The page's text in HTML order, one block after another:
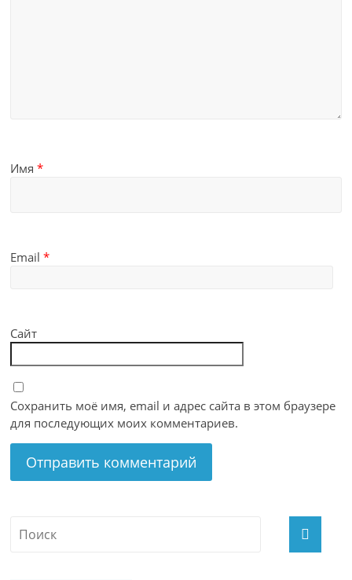
Имя*
Email*
Сайт
Сохранить моё имя, email и адрес сайта в этом браузере
для последующих моих комментариев.